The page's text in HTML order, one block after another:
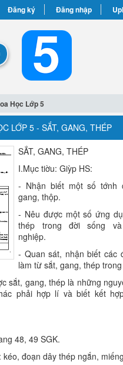
Đăng ký Đăng nhập
Học Lớp 5
LỚP 5 - SẮT, GANG, THÉP
SẮT, GANG, THÉP
I.Mục tiờu: Giỳp HS:
- Nhận biết một số tớnh
gang, thộp.
- Nêu được một số ứng
thép trong đời sống
nghiệp.
- Quan sát, nhận biết các
làm từ sắt, gang, thép
sắt, gang, thép là những
phải hợp lí và biết kết
48, 49 SGK.
đoạn dây thép ngắn,